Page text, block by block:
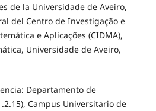
de la Universidade de Aveiro,
del Centro de Investigação e
e Aplicações (CIDMA),
Universidade de Aveiro,
Departamento de
Campus Universitario de